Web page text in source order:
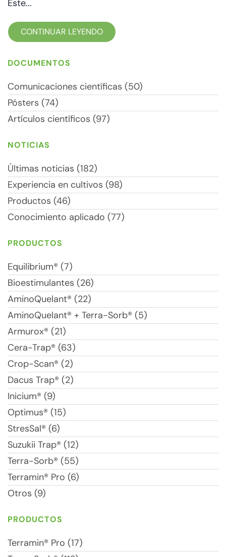
Este...
CONTINUAR LEYENDO
DOCUMENTOS
Comunicaciones científicas (50)
Pósters (74)
Artículos científicos (97)
NOTICIAS
Últimas noticias (182)
Experiencia en cultivos (98)
Productos (46)
Conocimiento aplicado (77)
PRODUCTOS
Equilibrium® (7)
Bioestimulantes (26)
AminoQuelant® (22)
AminoQuelant® + Terra-Sorb® (5)
Armurox® (21)
Cera-Trap® (63)
Crop-Scan® (2)
Dacus Trap® (2)
Inicium® (9)
Optimus® (15)
StresSal® (6)
Suzukii Trap® (12)
Terra-Sorb® (55)
Terramin® Pro (6)
Otros (9)
PRODUCTOS
Terramin® Pro (17)